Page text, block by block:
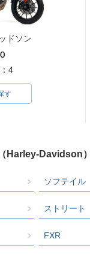
ドソン
4
す
Harley-Davidson
ソフテイル
ストリート
FXR